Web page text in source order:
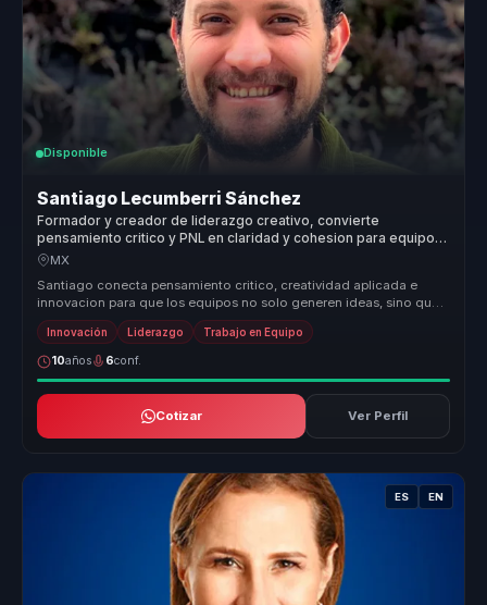
Disponible
Santiago Lecumberri Sánchez
Formador y creador de liderazgo creativo, convierte
pensamiento critico y PNL en claridad y cohesion para equipos
de trabajo.
MX
Santiago conecta pensamiento critico, creatividad aplicada e
innovacion para que los equipos no solo generen ideas, sino que
aprendan a c...
Innovación Liderazgo Trabajo en Equipo
10años 6conf.
Cotizar Ver Perfil
ES EN